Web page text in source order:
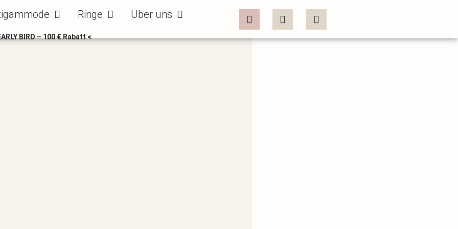
Öffne Bräutigammode
Ringe Öffne RingeÜber uns Öffne Über uns
BIRD – 100 € Rabatt <